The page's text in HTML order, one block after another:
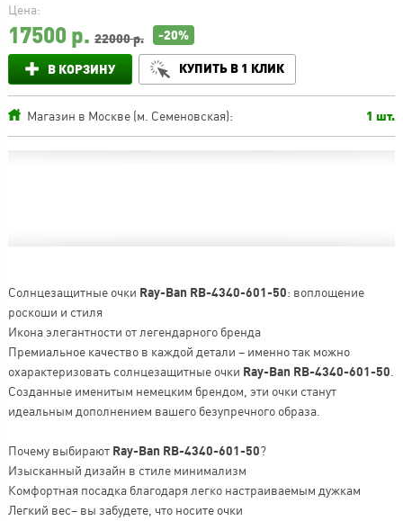
Цена:
17500р. 22000 р. -20%
В КОРЗИНУ КУПИТЬ В 1 КЛИК
Магазин в Москве (м. Семеновская): 1 шт.
Солнцезащитные очки Ray-Ban RB-4340-601-50: воплощение
роскоши и стиля
Икона элегантности от легендарного бренда
Премиальное качество в каждой детали – именно так можно
охарактеризовать солнцезащитные очки Ray-Ban RB-4340-601-50
Созданные именитым немецким брендом, эти очки станут
идеальным дополнением вашего безупречного образа.
Почему выбирают Ray-Ban RB-4340-601-50?
Изысканный дизайн в стиле минимализм
Комфортная посадка благодаря легко настраиваемым дужкам
Легкий вес– вы забудете, что носите очки